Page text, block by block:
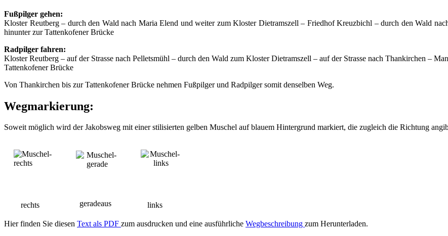
Fußpilger gehen:
Kloster Reutberg – durch den Wald nach Maria Elend und weiter zum Kloster Dietramszell – Friedhof Kreuzbichl – durch den Wald
hinunter zur Tattenkofener Brücke
Radpilger fahren:
Kloster Reutberg – auf der Strasse nach Pelletsmühl – durch den Wald zum Kloster Dietramszell – auf der Strasse nach Thankirchen –
Tattenkofener Brücke
Von Thankirchen bis zur Tattenkofener Brücke nehmen Fußpilger und Radpilger somit denselben Weg.
Wegmarkierung:
Soweit möglich wird der Jakobsweg mit einer stilisierten gelben Muschel auf blauem Hintergrund markiert, die zugleich die Richtung
rechts geradeaus links
Hier finden Sie diesen Text als PDF zum ausdrucken und eine ausführliche Wegbeschreibung zum Herunterladen.